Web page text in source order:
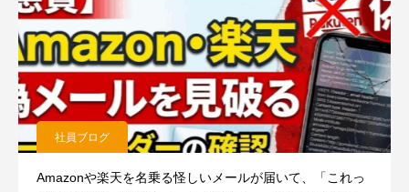
社員ブログ
Amazonや楽天を名乗る怪しいメールが届いて、「これっ